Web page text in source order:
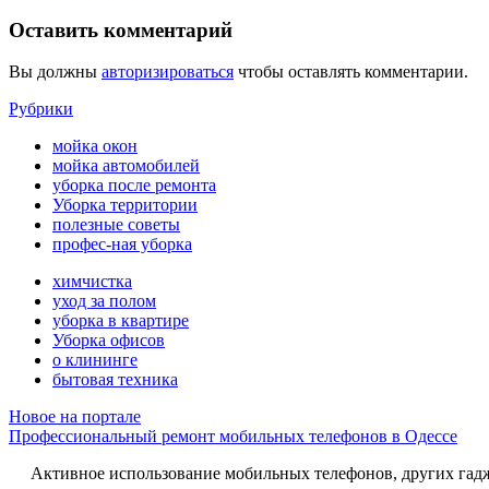
Оставить комментарий
Вы должны авторизироваться чтобы оставлять комментарии.
Рубрики
мойка окон
мойка автомобилей
уборка после ремонта
Уборка территории
полезные советы
профес-ная уборка
химчистка
уход за полом
уборка в квартире
Уборка офисов
о клининге
бытовая техника
Новое на портале
Профессиональный ремонт мобильных телефонов в Одессе
Активное использование мобильных телефонов, других